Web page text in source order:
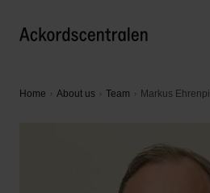
Home About us Team Markus Ehrenpil